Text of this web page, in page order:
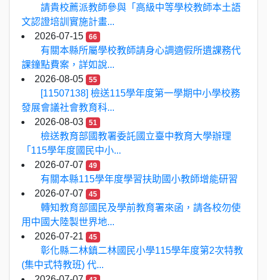
請貴校薦派教師參與「高級中等學校教師本土語
文認證培訓實施計畫...
2026-07-15
66
有關本縣所屬學校教師請身心調適假所遺課務代
課鐘點費案，詳如說...
2026-08-05
55
[11507138] 檢送115學年度第一學期中小學校務
發展會議社會教育科...
2026-08-03
51
檢送教育部國教署委託國立臺中教育大學辦理
「115學年度國民中小...
2026-07-07
49
有關本縣115學年度學習扶助國小教師增能研習
2026-07-07
45
轉知教育部國民及學前教育署來函，請各校勿使
用中國大陸製世界地...
2026-07-21
45
彰化縣二林鎮二林國民小學115學年度第2次特教
(集中式特教班) 代...